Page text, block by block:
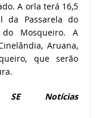
A orla terá 16,5
da Passarela do
Mosqueiro. A
Aruana,
que serão
Notícias